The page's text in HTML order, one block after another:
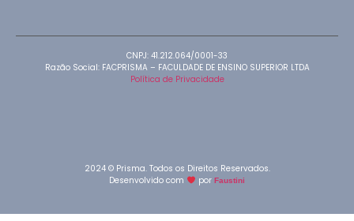
CNPJ: 41.212.064/0001-33
Razão Social: FACPRISMA – FACULDADE DE ENSINO SUPERIOR LTDA
Política de Privacidade
2024 © Prisma. Todos os Direitos Reservados.
Desenvolvido com
por Faustini